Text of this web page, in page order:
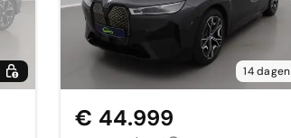
14 dagen
€ 44.999